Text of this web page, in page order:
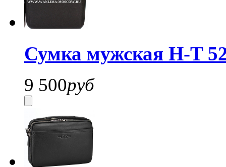
Сумка мужская H-T
9 500руб